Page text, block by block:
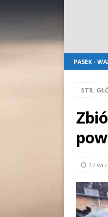
PASEK -
STR.
17